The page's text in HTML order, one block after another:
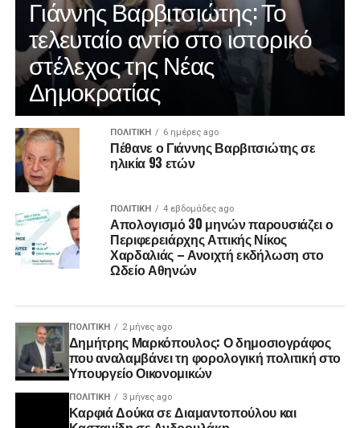
Γιάννης Βαρβιτσιώτης: Το
τελευταίο αντίο στο ιστορικό
στέλεχος της Νέας
Δημοκρατίας
ΠΟΛΙΤΙΚΉ 6 ημέρες ago
Πέθανε ο Γιάννης Βαρβιτσιώτης σε
ηλικία 93 ετών
ΠΟΛΙΤΙΚΉ 4 εβδομάδες ago
Απολογισμό 30 μηνών παρουσιάζει ο
Περιφερειάρχης Αττικής Νίκος
Χαρδαλιάς – Ανοιχτή εκδήλωση στο
Ωδείο Αθηνών
ΠΟΛΙΤΙΚΉ 2 μήνες ago
Δημήτρης Μαρκόπουλος: Ο δημοσιογράφος
που αναλαμβάνει τη φορολογική πολιτική στο
Υπουργείο Οικονομικών
ΠΟΛΙΤΙΚΉ 3 μήνες ago
Καρφιά Δούκα σε Διαμαντοπούλου και